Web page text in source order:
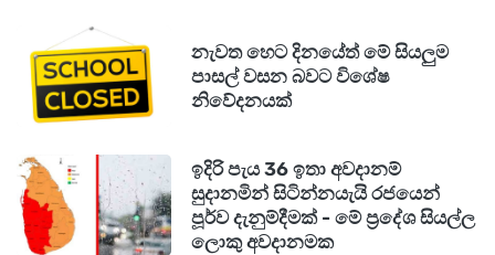
නැවත හෙට දිනයේත් මේ සියලුම
පාසල් වසන බවට විශේෂ
නිවේදනයක්
ඉදිරි පැය 36 ඉතා අවදානම්
සුදානමින් සිටින්නයැයි රජයෙන්
පූර්ව දැනුම්දීමක් - මේ ප්‍රදේශ සියල්ල
ලොකු අවදානමක